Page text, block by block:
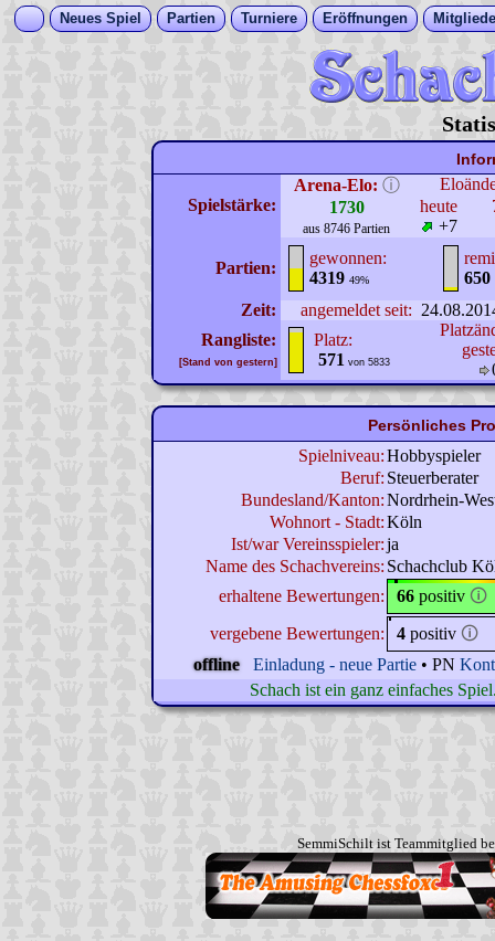
Neues Spiel Partien Turniere Eröffnungen
Spielstärke:
Arena-Elo: ⓘ
1730
aus 8746 Partien
heute
+7
Partien:
gewonnen:
4319 49%
650
Zeit:
angemeldet seit:
Rangliste:
[Stand von gestern]
Platz:
571 von 5833
Persönliches
Spielniveau:Hobbyspieler
Beruf: Steuerberater
Bundesland/Kanton:Nordrhein-
Wohnort - Stadt:Köln
Ist/war Vereinsspieler:ja
Name des Schachvereins: Schachclub
erhaltene Bewertungen:
66 positiv 🛈
vergebene Bewertungen:
4 positiv 🛈
offline
Einladung - neue Partie • PN
Schach ist ein ganz einfaches
SemmiSchilt ist Teammitglied